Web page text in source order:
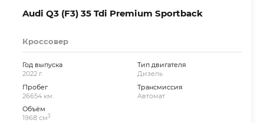
Audi Q3 (F3) 35 Tdi Premium Sportback
Кроссовер
Год выпуска
2022 г.
Пробег
26654 км.
Объём
1968 см3
Тип двигателя
Дизель
Трансмиссия
Автомат